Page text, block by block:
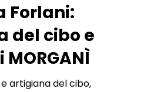
Forlani:
del cibo e
artigiana del cibo,